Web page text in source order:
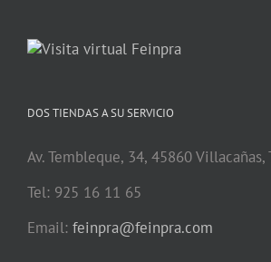
DOS TIENDAS A SU SERVICIO
Av. Tembleque, 34, 45860 Villacañas,
Tel: 925 16 11 65
Email: feinpra@feinpra.com